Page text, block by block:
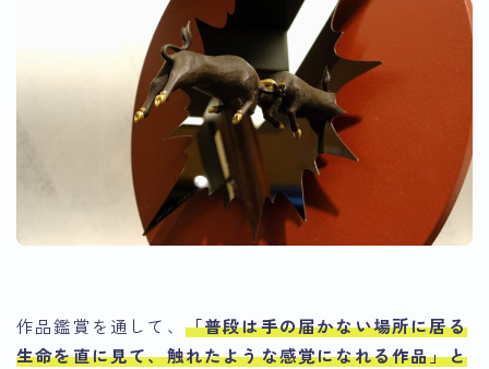
作品鑑賞を通して、 「普段は手の届かない場所に居る
生命を直に見て、触れたような感覚になれる作品」と